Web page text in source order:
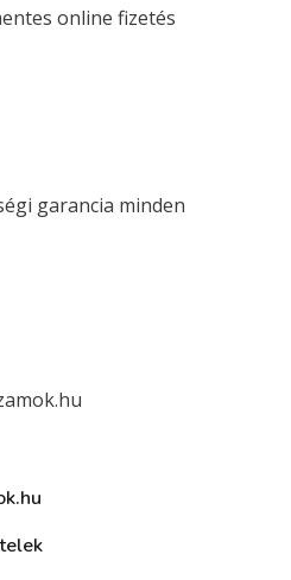
online fizetés
garancia minden